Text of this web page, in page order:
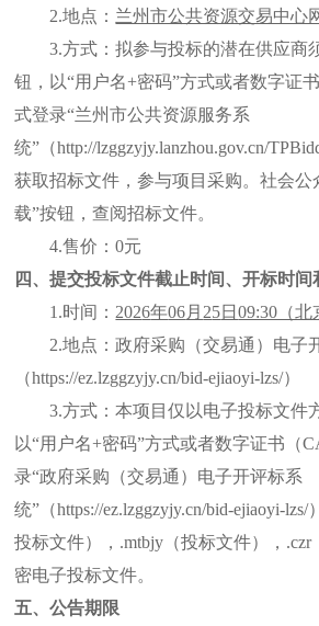
2.地点： 兰州市公共资源交易中心
3.方式：拟参与投标的潜在供应商
钮，以“用户名+密码”方式或者数字证
式登录“兰州市公共资源服务系
统”（http://lzggzyjy.lanzhou.gov.cn/
获取招标文件，参与项目采购。社会公
载”按钮，查阅招标文件。
4.售价：0元
四、提交投标文件截止时间、开标时间
1.时间： 2026年06月 25日09:30（北
2.地点：政府采购（交易通）电子
（https://ez.lzggzyjy.cn/bid-ejiaoyi-lzs/）
3.方式：本项目仅以电子投标文件
以“用户名+密码”方式或者数字证书（
录“政府采购（交易通）电子开评标系
统”（https://ez.lzggzyjy.cn/bid-ejiaoyi-lzs/
投标文件），.mtbjy（投标文件），.czr
密电子投标文件。
五、公告期限